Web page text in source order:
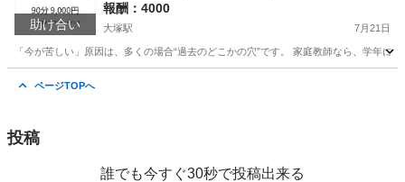
助け合い
イン可
報酬：4000
大塚駅 7月21日
「今が苦しい」原因は、多くの場合“過去のどこかの穴”です。 家庭教師なら、学年
ページTOPへ
投稿
誰でも今すぐ30秒で投稿出来る